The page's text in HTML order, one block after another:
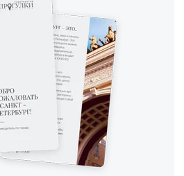
пр., 47, офис 5 (3 этаж)
билетов себе домой или в офис.
удобное для вас место в
450 рублей. Время и дата доставки
компании заранее.